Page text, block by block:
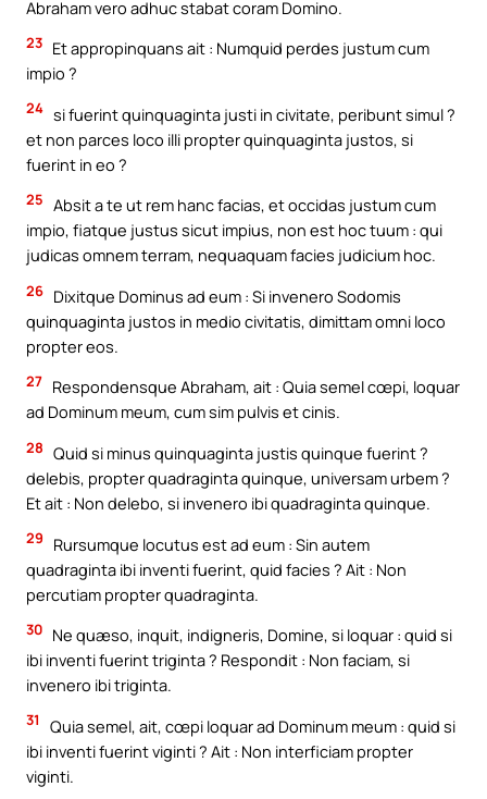
Abraham vero adhuc stabat coram Domino.
23 Et appropinquans ait : Numquid perdes justum cum
impio ?
24 si fuerint quinquaginta justi in civitate, peribunt simul ?
et non parces loco illi propter quinquaginta justos, si
fuerint in eo ?
25 Absit a te ut rem hanc facias, et occidas justum cum
impio, fiatque justus sicut impius, non est hoc tuum : qui
judicas omnem terram, nequaquam facies judicium hoc.
26 Dixitque Dominus ad eum : Si invenero Sodomis
quinquaginta justos in medio civitatis, dimittam omni loco
propter eos.
27 Respondensque Abraham, ait : Quia semel cœpi, loquar
ad Dominum meum, cum sim pulvis et cinis.
28 Quid si minus quinquaginta justis quinque fuerint ?
delebis, propter quadraginta quinque, universam urbem ?
Et ait : Non delebo, si invenero ibi quadraginta quinque.
29
Rursumque locutus est ad eum : Sin autem
quadraginta ibi inventi fuerint, quid facies ? Ait : Non
percutiam propter quadraginta.
30 Ne quæso, inquit, indigneris, Domine, si loquar : quid si
ibi inventi fuerint triginta ? Respondit : Non faciam, si
invenero ibi triginta.
31
Quia semel, ait, cœpi loquar ad Dominum meum : quid si
ibi inventi fuerint viginti ? Ait : Non interficiam propter
viginti.